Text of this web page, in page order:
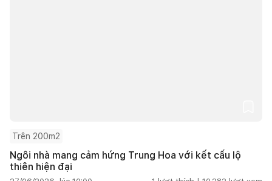
Trên 200m2
Ngôi nhà mang cảm hứng Trung Hoa với kết cấu lộ
thiên hiện đại